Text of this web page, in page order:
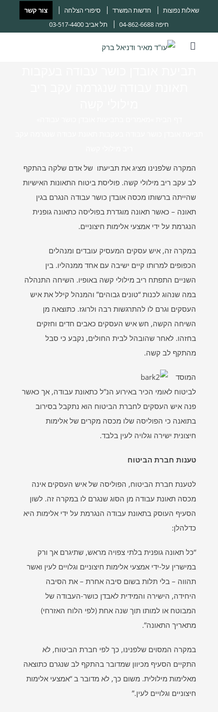
שאלות נפוצות חדשות המשרד סיפורי הצלחה
צור קשר
חיפה 04-862-6688 תל אביב03-517-4400
המקרה שלפנינו מציג את תביעתו של אדם שלקה בהתקף
לב עקב ריב מילולי קשה. פוליסת ביטוח התאונות האישיות
שהייתה ברשותו מכסה אובדן כושר עבודה הנגרם בגין
תאונה – כאשר תאונה מוגדרת בפוליסה כתאונה גופנית
הנגרמת על ידי אמצעי אלימות חיצוניים.
במקרה זה, איש עסקים המעסיק עובדים ומנהלים
הכפופים למרותו קיים ישיבה עם אחד ממנהליו. בין
השניים התפתח ריב מילולי קשה באופיו. השיחה התנהלה
במה שנהוג לכנות “טונים גבוהים” והמנהל קילל את איש
העסקים וגרם לו להתרגשות רבה ולרוגז. כתוצאה מן
השיחה הקשה, חש איש העסקים כאבים חדים וחזקים
בחזהו. לאחר שהובהל לבית החולים, נקבע כי סבל
מהתקף לב קשה.
המוסד
לביטוח לאומי הכיר באירוע הנ”ל כתאונת עבודה, אך כאשר
פנה איש העסקים לחברת הביטוח הוא נתקבל בסירוב
בתואנה כי הפוליסה שלו מכסה מקרים של אלימות
חיצונית ישירה וגלויה לעין בלבד.
טענות חברת הביטוח
לטענת חברת הביטוח, הפוליסה של איש העסקים אינה
מכסה תאונת עבודה מן הסוג שנגרם לו במקרה זה. לשון
הסעיף העוסק בתאונת עבודה הנגרמת על ידי אלימות היא
כדלהלן:
“כל תאונה גופנית בלתי צפויה מראש, שתיגרם אך ורק
במישרין על-ידי אמצעי אלימות חיצוניים וגלויים לעין ואשר
תהווה – בלי תלות בשום סיבה אחרת – את הסיבה
היחידה, הישירה והמידית לאבדן כושר-העבודה של
המבוטח או למותו תוך שנה אחת (לפי הלוח האזרחי)
מתאריך התאונה”.
במקרה המסוים שלפנינו, כך לפי חברת הביטוח, לא
התקיים הסעיף מכיוון שמדובר בהתקף לב שנגרם כתוצאה
מאלימות מילולית. משום כך, לא מדובר ב “אמצעי אלימות
חיצוניים וגלויים לעין.”